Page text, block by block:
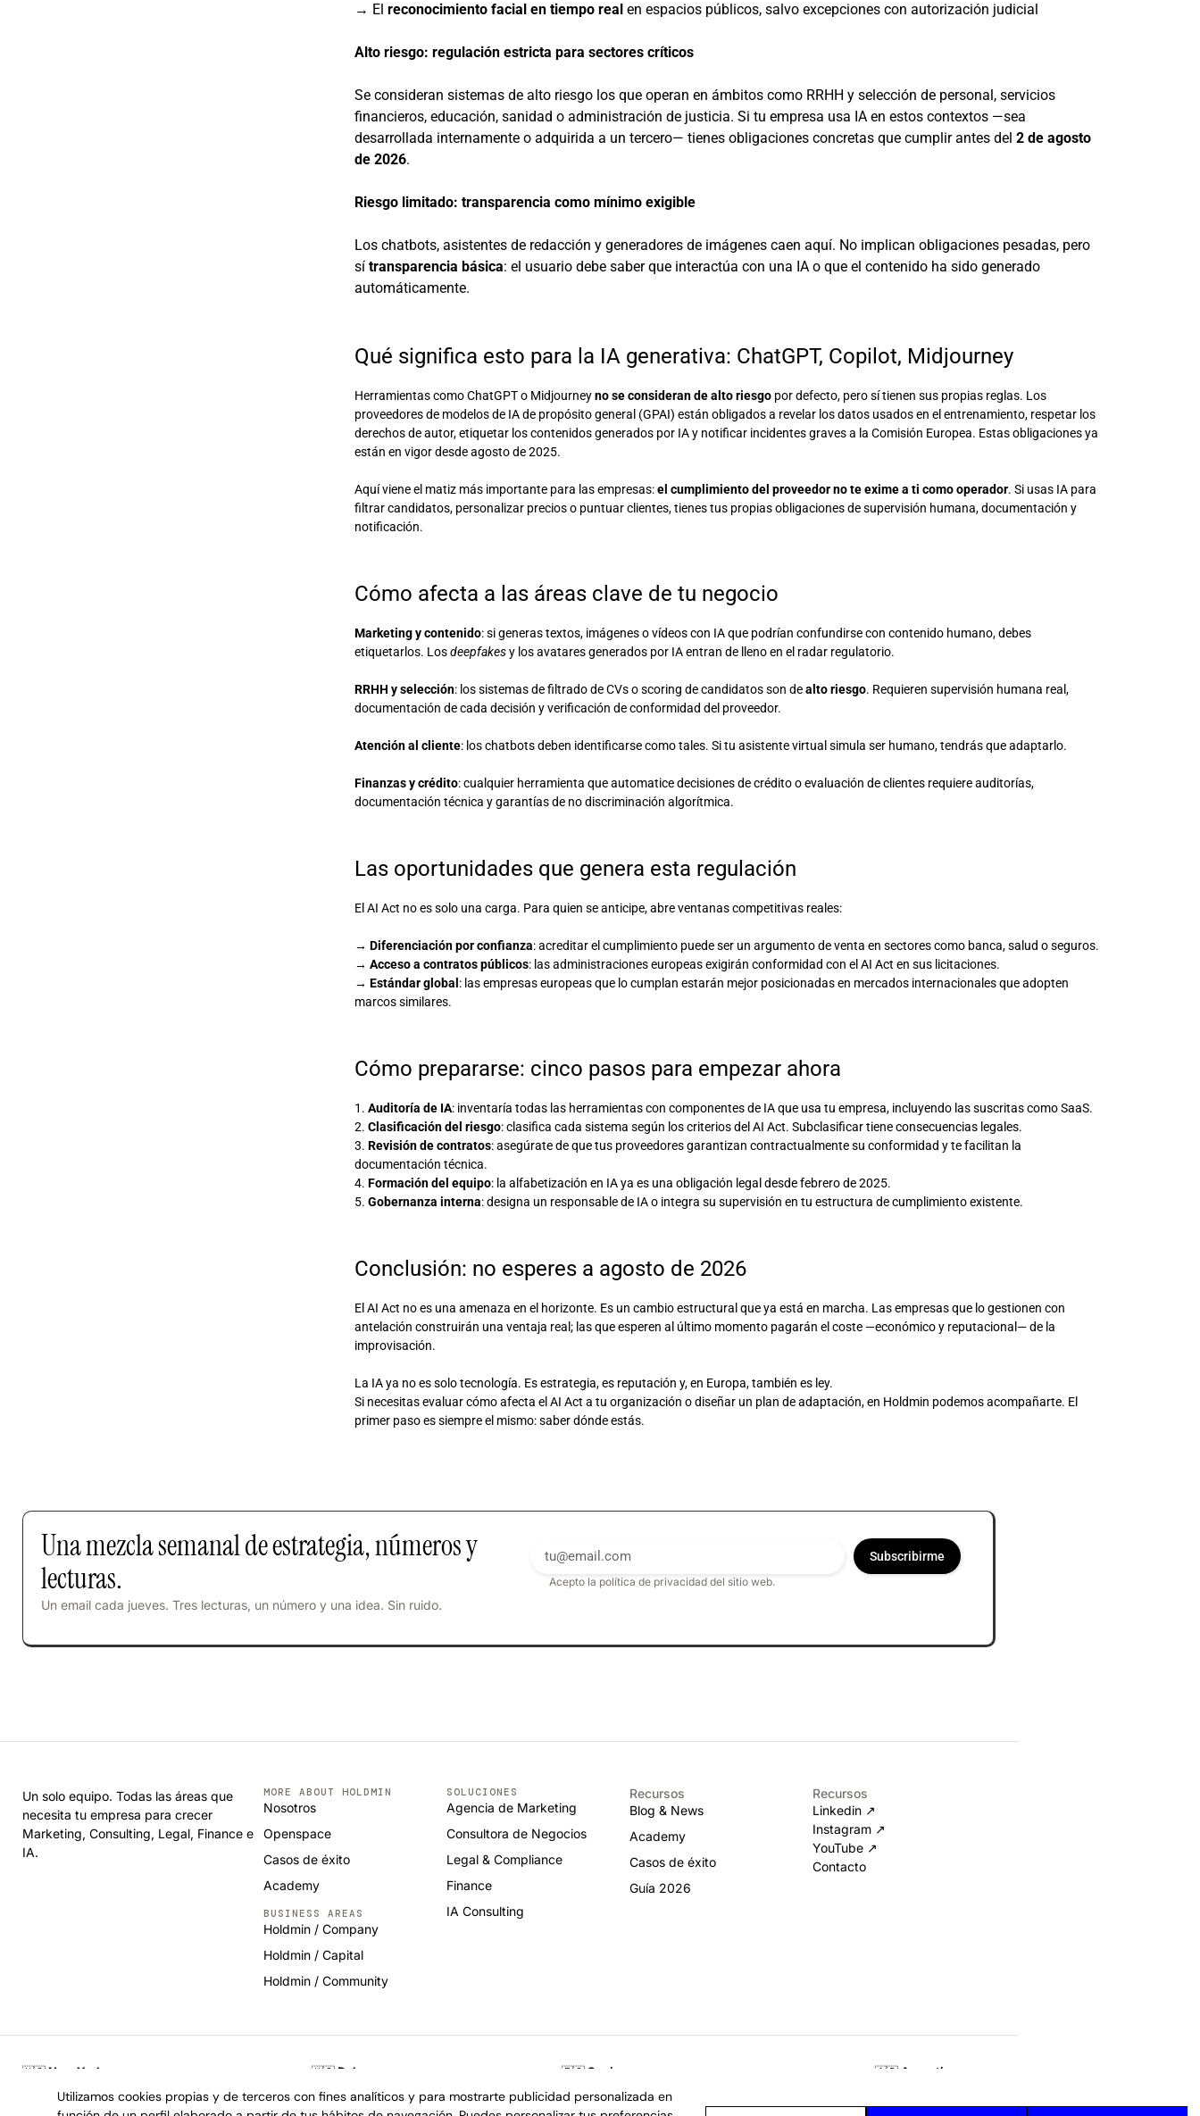
→ El reconocimiento facial en tiempo real en espacios públicos, salvo excepciones con autorización judicial
Alto riesgo: regulación estricta para sectores críticos
Se consideran sistemas de alto riesgo los que operan en ámbitos como RRHH y selección de personal, servicios
financieros, educación, sanidad o administración de justicia. Si tu empresa usa IA en estos contextos —sea
desarrollada internamente o adquirida a un tercero— tienes obligaciones concretas que cumplir antes del 2 de agosto
de 2026.
Riesgo limitado: transparencia como mínimo exigible
Los chatbots, asistentes de redacción y generadores de imágenes caen aquí. No implican obligaciones pesadas, pero
sí transparencia básica: el usuario debe saber que interactúa con una IA o que el contenido ha sido generado
automáticamente.
Qué significa esto para la IA generativa: ChatGPT, Copilot, Midjourney
Herramientas como ChatGPT o Midjourneyno se consideran de alto riesgo por defecto, pero sí tienen sus propias reglas. Los
proveedores de modelos de IA de propósito general (GPAI) están obligados a revelar los datos usados en el entrenamiento, respetar los
derechos de autor, etiquetar los contenidos generados por IA y notificar incidentes graves a la Comisión Europea. Estas obligaciones ya
están en vigor desde agosto de 2025.
Aquí viene el matiz más importante para las empresas:el cumplimiento del proveedor no te exime a ti como operador. Si usas IA para
filtrar candidatos, personalizar precios o puntuar clientes, tienes tus propias obligaciones de supervisión humana, documentación y
notificación.
Cómo afecta a las áreas clave de tu negocio
Marketing y contenido: si generas textos, imágenes o vídeos con IA que podrían confundirse con contenido humano, debes
etiquetarlos. Losdeepfakesy los avatares generados por IA entran de lleno en el radar regulatorio.
RRHH y selección: los sistemas de filtrado de CVs o scoring de candidatos son dealto riesgo. Requieren supervisión humana real,
documentación de cada decisión y verificación de conformidad del proveedor.
Atención al cliente: los chatbots deben identificarse como tales. Si tu asistente virtual simula ser humano, tendrás que adaptarlo.
Finanzas y crédito: cualquier herramienta que automatice decisiones de crédito o evaluación de clientes requiere auditorías,
documentación técnica y garantías de no discriminación algorítmica.
Las oportunidades que genera esta regulación
El AI Act no es solo una carga. Para quien se anticipe, abre ventanas competitivas reales:
→ Diferenciación por confianza: acreditar el cumplimiento puede ser un argumento de venta en sectores como banca, salud o seguros.
→ Acceso a contratos públicos: las administraciones europeas exigirán conformidad con el AI Act en sus licitaciones.
→ Estándar global : las empresas europeas que lo cumplan estarán mejor posicionadas en mercados internacionales que adopten
marcos similares.
Cómo prepararse: cinco pasos para empezar ahora
1. Auditoría de IA: inventaría todas las herramientas con componentes de IA que usa tu empresa, incluyendo las suscritas como SaaS.
2. Clasificación del riesgo: clasifica cada sistema según los criterios del AI Act. Subclasificar tiene consecuencias legales.
3. Revisión de contratos: asegúrate de que tus proveedores garantizan contractualmente su conformidad y te facilitan la
documentación técnica.
4. Formación del equipo: la alfabetización en IA ya es una obligación legal desde febrero de 2025.
5. Gobernanza interna: designa un responsable de IA o integra su supervisión en tu estructura de cumplimiento existente.
Conclusión: no esperes a agosto de 2026
El AI Act no es una amenaza en el horizonte. Es un cambio estructural que ya está en marcha. Las empresas que lo gestionen con
antelación construirán una ventaja real; las que esperen al último momento pagarán el coste —económico y reputacional— de la
improvisación.
La IA ya no es solo tecnología. Es estrategia, es reputación y, en Europa, también es ley.
Si necesitas evaluar cómo afecta el AI Act a tu organización o diseñar un plan de adaptación, en Holdmin podemos acompañarte. El
primer paso es siempre el mismo: saber dónde estás.
Una mezcla semanal de estrategia, números y
lecturas.
Un email cada jueves. Tres lecturas, un número y una idea. Sin ruido.
Subscribirme
Acepto la política de privacidad del sitio web.
Un solo equipo. Todas las áreas que
necesita tu empresa para crecer
Marketing, Consulting, Legal, Finance e
IA.
MORE ABOUT HOLDMIN
Nosotros
Openspace
Casos de éxito
Academy
BUSINESS AREAS
Holdmin / Company
Holdmin / Capital
Holdmin / Community
SOLUCIONES
Agencia de Marketing
Consultora de Negocios
Legal & Compliance
Finance
IA Consulting
Recursos
Blog & News
Academy
Casos de éxito
Guía 2026
Recursos
Linkedin ↗
Instagram ↗
YouTube ↗
Contacto
🇺🇸New York
1740 Broadway, NYC · +1 929 238 0014
🇺🇸Delaware
16192 Coastal Highway, Lewes
🇪🇸 Spain
Provença 385, Barcelona · +34 932 200 015
🇦🇷 Argentina
Utilizamos cookies propias y de terceros con fines analíticos y para mostrarte publicidad personalizada en